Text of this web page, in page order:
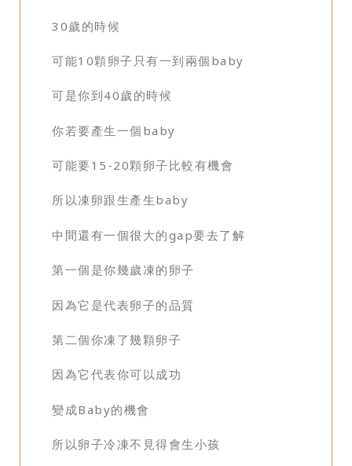
30歲的時候
可能10顆卵子只有一到兩個baby
可是你到40歲的時候
你若要產生一個baby
可能要15-20顆卵子比較有機會
所以凍卵跟生產生baby
中間還有一個很大的gap要去了解
第一個是你幾歲凍的卵子
因為它是代表卵子的品質
第二個你凍了幾顆卵子
因為它代表你可以成功
變成Baby的機會
所以卵子冷凍不見得會生小孩